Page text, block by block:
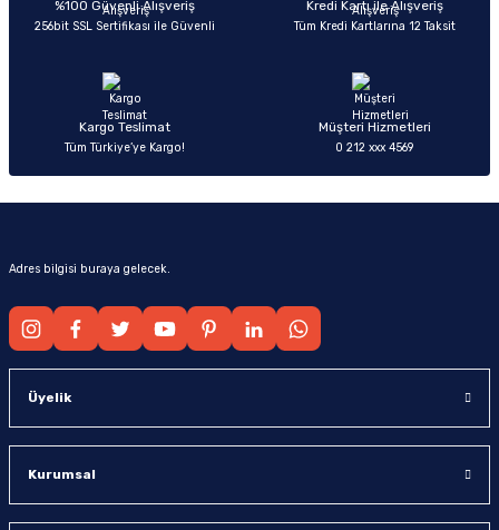
Ürün fiyatı diğer sitelerden daha pahalı.
%100 Güvenli Alışveriş
256bit SSL Sertifikası ile Güvenli
Kredi Kartı ile Alışveriş
Tüm Kredi Kartlarına 12 Taksit
Kargo Teslimat
Tüm Türkiye’ye Kargo!
Müşteri Hizmetleri
0 212 xxx 4569
Adres bilgisi buraya gelecek.
Üyelik
Kurumsal